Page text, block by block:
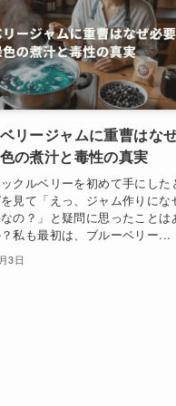
リージャムに重曹はな
の煮汁と毒性の真実
クルベリーを初めて手にした
見て「えっ、ジャム作りにな
の？」と疑問に思ったことは
私も最初は、ブルーベリー...
3日